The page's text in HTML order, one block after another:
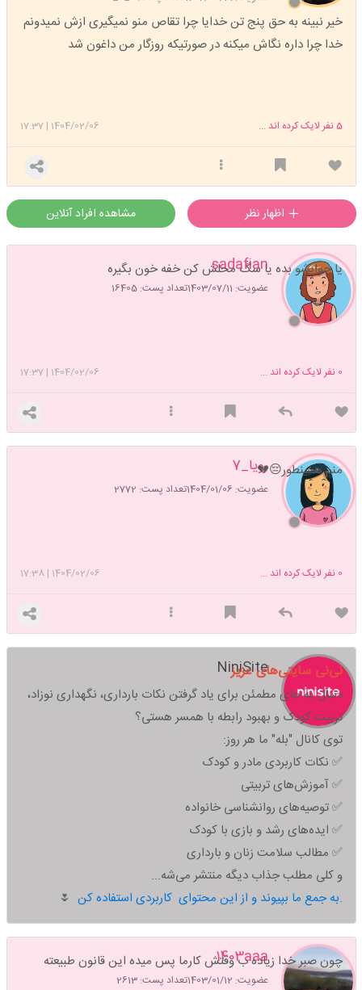
خیر نبینه به حق پنج تن خدایا چرا تقاص منو نمیگیری ازش نمیدونم
خدا چرا داره نگاش میکنه در صورتیکه روزگار من داغون شد
1404/02/06
|
17:37 5 نفر لایک کرده اند ...
مشاهده افراد آنلاین
sadafian
عضویت: 1403/07/11 تعداد پست: 16405
یا جوابشو بده یا سگ محلش کن خفه خون بگیره
1404/02/06
|
17:37 0 نفر لایک کرده اند ...
رویا_7
عضویت: 1404/01/06 تعداد پست: 2772
منم همینطور😔💔
1404/02/06
|
17:38 0 نفر لایک کرده اند ...
NiniSite
نی‌نی سایتی‌های عزیز
دنبال یه جای مطمئن برای یاد گرفتن نکات بارداری، نگهداری نوزاد،
تربیت کودک و بهبود رابطه با همسر هستی؟
توی کانال "بله" ما هر روز:
✅ نکات کاربردی مادر و کودک
✅ آموزش‌های تربیتی
✅ توصیه‌های روانشناسی خانواده
✅ ایده‌های رشد و بازی با کودک
✅ مطالب سلامت زنان و بارداری
و کلی مطلب جذاب دیگه منتشر می‌شه...
به جمع ما بپیوند و از این محتوای کاربردی استفاده کن.
🌷
1403aaa
عضویت: 1403/01/12 تعداد پست: 2613
چون صبر خدا زیاده ب وقتش کارما پس میده این قانون طبیعته